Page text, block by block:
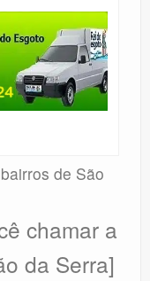
de São
chamar a
da Serra]